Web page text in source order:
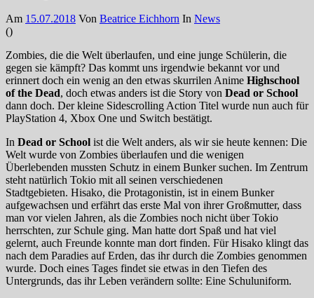
Am 15.07.2018 Von Beatrice Eichhorn In News
()
Zombies, die die Welt überlaufen, und eine junge Schülerin, die
gegen sie kämpft? Das kommt uns irgendwie bekannt vor und
erinnert doch ein wenig an den etwas skurrilen Anime Highschool
of the Dead, doch etwas anders ist die Story von Dead or School
dann doch. Der kleine Sidescrolling Action Titel wurde nun auch für
PlayStation 4, Xbox One und Switch bestätigt.
In Dead or School ist die Welt anders, als wir sie heute kennen: Die
Welt wurde von Zombies überlaufen und die wenigen
Überlebenden mussten Schutz in einem Bunker suchen. Im Zentrum
steht natürlich Tokio mit all seinen verschiedenen
Stadtgebieten. Hisako, die Protagonistin, ist in einem Bunker
aufgewachsen und erfährt das erste Mal von ihrer Großmutter, dass
man vor vielen Jahren, als die Zombies noch nicht über Tokio
herrschten, zur Schule ging. Man hatte dort Spaß und hat viel
gelernt, auch Freunde konnte man dort finden. Für Hisako klingt das
nach dem Paradies auf Erden, das ihr durch die Zombies genommen
wurde. Doch eines Tages findet sie etwas in den Tiefen des
Untergrunds, das ihr Leben verändern sollte: Eine Schuluniform.